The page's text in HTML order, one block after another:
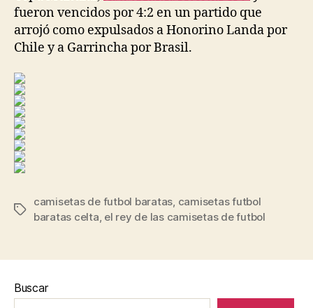
fueron vencidos por 4:2 en un partido que
arrojó como expulsados a Honorino Landa por
Chile y a Garrincha por Brasil.
Etiquetas
camisetas de futbol baratas camisetas futbol
baratas celta el rey de las camisetas de futbol
Buscar